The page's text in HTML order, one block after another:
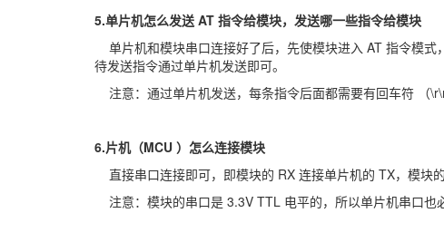
5.单片机怎么发送 AT 指令给模块，发送哪一些指令给模块
单片机和模块串口连接好了后，先使模块进入 AT 指令模式
待发送指令通过单片机发送即可。
注意：通过单片机发送，每条指令后面都需要有回车符 （
6.片机（MCU ）怎么连接模块
直接串口连接即可，即模块的 RX 连接单片机的 TX，模块
注意：模块的串口是 3.3V TTL 电平的，所以单片机串口也